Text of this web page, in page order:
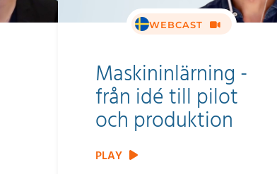
WEBCAST
Maskininlärning -
från idé till pilot
och produktion
PLAY